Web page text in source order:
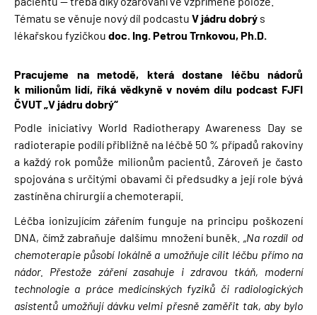
Tématu se věnuje nový díl podcastu V jádru dobrý s
lékařskou fyzičkou doc. Ing. Petrou Trnkovou, Ph.D.
Pracujeme na metodě, která dostane léčbu nádorů
k milionům lidí, říká vědkyně v novém dílu podcast FJFI
ČVUT „V jádru dobrý“
Podle iniciativy World Radiotherapy Awareness Day se
radioterapie podílí přibližně na léčbě 50 % případů rakoviny
a každý rok pomůže milionům pacientů. Zároveň je často
spojována s určitými obavami či předsudky a její role bývá
zastíněna chirurgií a chemoterapií.
Léčba ionizujícím zářením funguje na principu poškození
DNA, čímž zabraňuje dalšímu množení buněk. „Na rozdíl od
chemoterapie působí lokálně a umožňuje cílit léčbu přímo na
nádor. Přestože záření zasahuje i zdravou tkáň, moderní
technologie a práce medicínských fyziků či radiologických
asistentů umožňují dávku velmi přesně zaměřit tak, aby bylo